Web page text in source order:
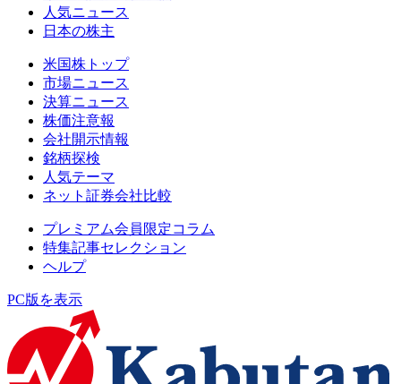
人気ニュース
日本の株主
米国株トップ
市場ニュース
決算ニュース
株価注意報
会社開示情報
銘柄探検
人気テーマ
ネット証券会社比較
プレミアム会員限定コラム
特集記事セレクション
ヘルプ
PC版を表示